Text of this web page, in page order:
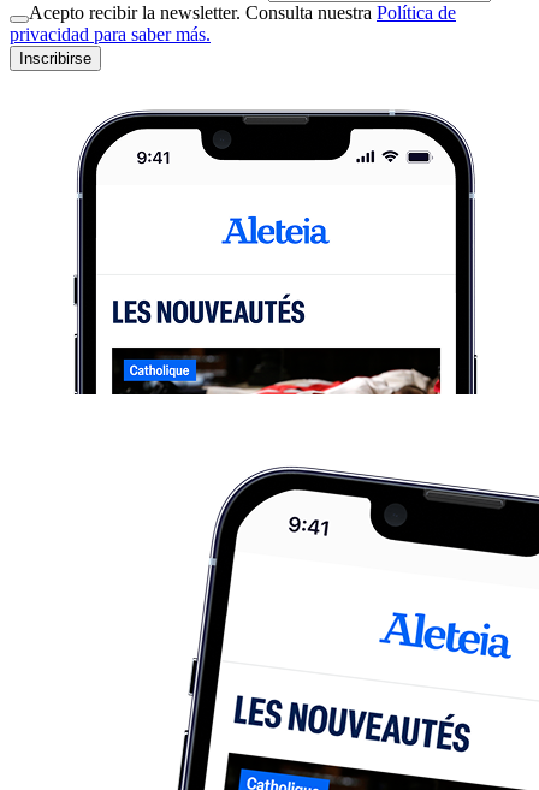
Acepto recibir la newsletter. Consulta nuestra Política de
privacidad para saber más.
Inscribirse